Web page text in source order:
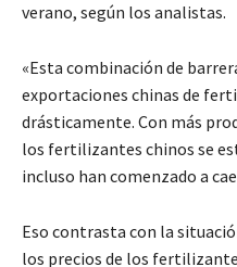
verano, según los analistas.
«Esta combinación de
exportaciones chinas de
drásticamente. Con más
los fertilizantes chinos se
incluso han comenzado a
Eso contrasta con la
los precios de los